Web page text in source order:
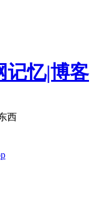
记忆|博客
西